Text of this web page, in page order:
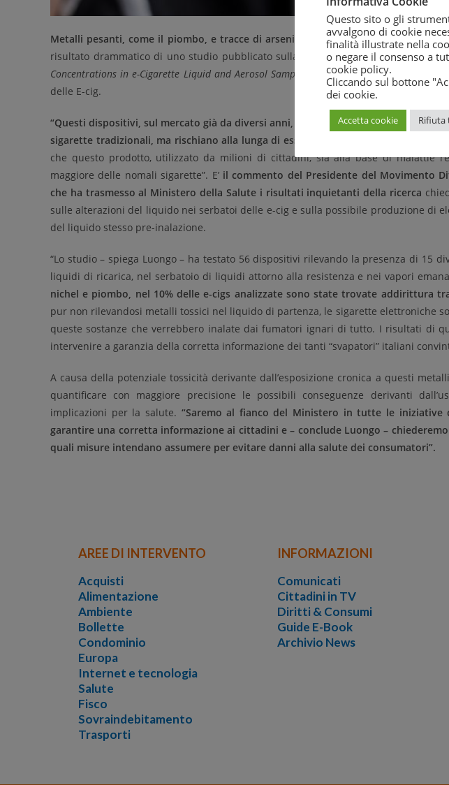
Metalli pesanti, come il piombo, e tracce di arsenico nei serbatoi e nel vapore
risultato drammatico di uno studio pubblicato sulla rivista scientifica
Concentrations in e-Cigarette Liquid and Aerosol Samples: The Contribution of Metallic
delle E-cig.
“Questi dispositivi, sul mercato già da diversi anni, dovrebbero garantire ai
sigarette tradizionali, ma rischiano alla lunga di essere addirittura più dannosi.
che questo prodotto, utilizzato da milioni di cittadini, sia alla base di malattie
maggiore delle nomali sigarette”. E’ il commento del Presidente del Movimento
che ha trasmesso al Ministero della Salute i risultati inquietanti della ricerca
sulle alterazioni del liquido nei serbatoi delle e-cig e sulla possibile produzione di
del liquido stesso pre-inalazione.
“Lo studio – spiega Luongo – ha testato 56 dispositivi rilevando la presenza di 15
liquidi di ricarica, nel serbatoio di liquidi attorno alla resistenza e nei vapori
nichel e piombo, nel 10% delle e-cigs analizzate sono state trovate addirittura
pur non rilevandosi metalli tossici nel liquido di partenza, le sigarette elettroniche
queste sostanze che verrebbero inalate dai fumatori ignari di tutto. I risultati di
intervenire a garanzia della corretta informazione dei tanti “svapatori” italiani
A causa della potenziale tossicità derivante dall’esposizione cronica a questi
quantificare con maggiore precisione le possibili conseguenze derivanti
implicazioni per la salute. “Saremo al fianco del Ministero in tutte le
garantire una corretta informazione ai cittadini e – conclude Luongo –
quali misure intendano assumere per evitare danni alla salute dei consumatori”.
AREE DI INTERVENTO
Acquisti
Alimentazione
Ambiente
Bollette
Condominio
Europa
Internet e tecnologia
Salute
Fisco
Sovraindebitamento
Trasporti
INFORMAZIONI
Comunicati
Cittadini in TV
Diritti & Consumi
Guide E-Book
Archivio News
Questo sito o gli
avvalgono di cookie
finalità illustrate nella
o negare il consenso a
cookie policy.
Cliccando sul bottone
dei cookie.
Accetta cookie